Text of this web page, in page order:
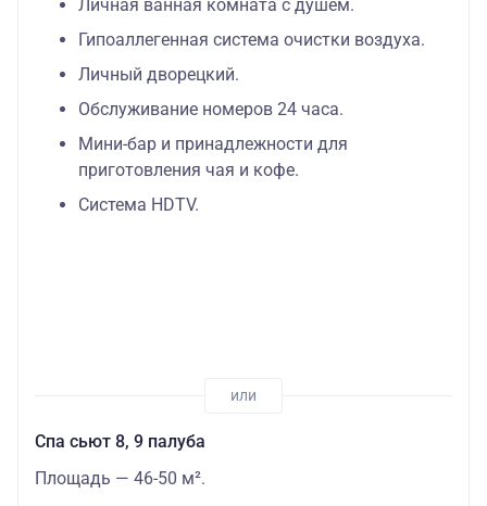
Личная ванная комната с душем.
Гипоаллегенная система очистки воздуха.
Личный дворецкий.
Обслуживание номеров 24 часа.
Мини-бар и принадлежности для
приготовления чая и кофе.
Система HDTV.
Спа сьют 8, 9 палуба
Площадь — 46-50 м².